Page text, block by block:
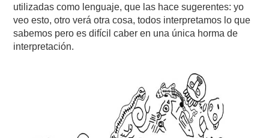
utilizadas como lenguaje, que las hace sugerentes: yo
veo esto, otro verá otra cosa, todos interpretamos lo que
sabemos pero es difícil caber en una única horma de
interpretación.